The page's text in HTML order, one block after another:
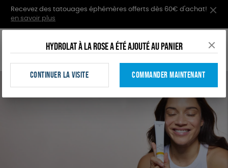
Recevez des tatouages éphémères offerts dès 60€ d'achat!
en savoir plus
Mon
Hydrolat à la rose a été ajouté au panier
CONTINUER LA VISITE COMMANDER MAINTENANT